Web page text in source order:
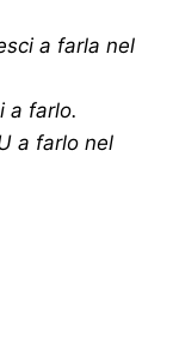
a farla nel
a farlo.
a farlo nel